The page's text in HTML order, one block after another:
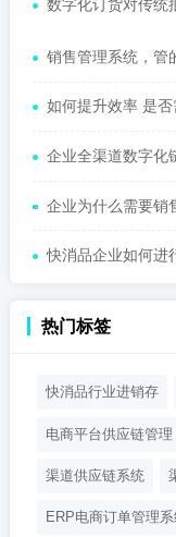
数字化订货对传统
销售管理系统，管
如何提升效率 是
企业全渠道数字化
企业为什么需要销
快消品企业如何进
热门标签
快消品行业进销存
电商平台供应链管理
渠道供应链系统
ERP电商订单管理